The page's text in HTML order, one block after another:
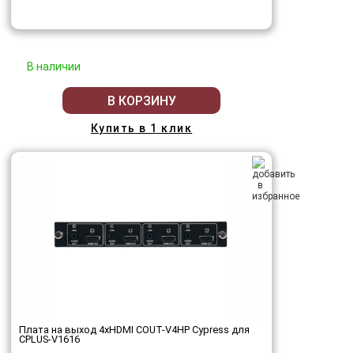
В наличии
В КОРЗИНУ
Купить в 1 клик
Плата на выход 4хHDMI COUT-V4HP Cypress для
CPLUS-V1616